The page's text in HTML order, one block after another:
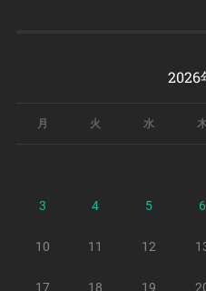
2026
月 火 水
3 4 5 6
10 11 12
17 18 19